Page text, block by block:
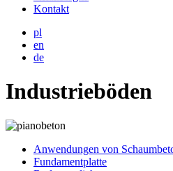
Kontakt
pl
en
de
Industrieböden
Anwendungen von
Fundamentplatte